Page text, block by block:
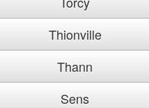
Thionville
Thann
Sens